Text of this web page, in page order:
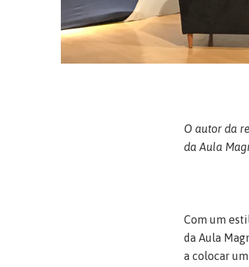
O autor da
da Aula
Com um
da Aula
a colocar